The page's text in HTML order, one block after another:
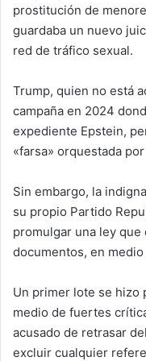
prostitución de
guardaba un nuevo
red de tráfico sexual.
Trump, quien no está
campaña en 2024
expediente Epstein,
«farsa» orquestada
Sin embargo, la
su propio Partido
promulgar una ley
documentos, en
Un primer lote se hizo
medio de fuertes
acusado de retrasar
excluir cualquier